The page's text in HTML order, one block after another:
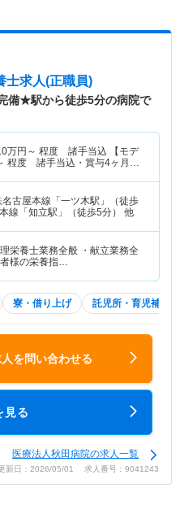
士求人(正職員)
備★駅から徒歩5分の病院で
万円～ 程度 諸手当込 【モデ
程度 諸手当込・賞与4ヶ月分
名古屋本線「一ツ木駅」（徒歩
線「知立駅」（徒歩5分） 他
理栄養士業務全般 ・献立業務全
様の栄養指…
寮・借り上げ 託児所・育児補助
を問い合わせる
見る
医療法人秋田病院の求人一覧
新日：2026/05/01 求人番号：9041243